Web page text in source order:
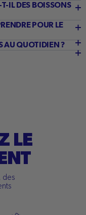
IL DES BOISSONS
POUR LE
AU QUOTIDIEN ?
LE
des